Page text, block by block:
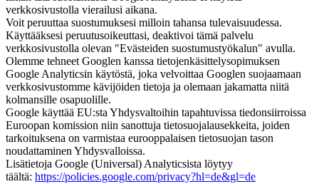
verkkosivustolla vierailusi aikana.
Voit peruuttaa suostumuksesi milloin tahansa tulevaisuudessa.
Käyttääksesi peruutusoikeuttasi, deaktivoi tämä palvelu
verkkosivustolla olevan "Evästeiden suostumustyökalun" avulla.
Olemme tehneet Googlen kanssa tietojenkäsittelysopimuksen
Google Analyticsin käytöstä, joka velvoittaa Googlen suojaamaan
verkkosivustomme kävijöiden tietoja ja olemaan jakamatta niitä
kolmansille osapuolille.
Google käyttää EU:sta Yhdysvaltoihin tapahtuvissa tiedonsiirroissa
Euroopan komission niin sanottuja tietosuojalausekkeita, joiden
tarkoituksena on varmistaa eurooppalaisen tietosuojan tason
noudattaminen Yhdysvalloissa.
Lisätietoja Google (Universal) Analyticsista löytyy
täältä: https://policies.google.com/privacy?hl=de&gl=de